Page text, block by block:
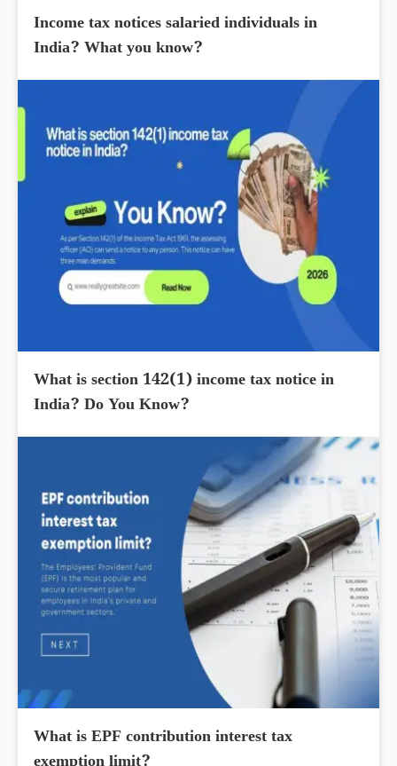
Income tax notices salaried individuals in
India? What you know?
What is section 142(1) income tax notice in
India? Do You Know?
What is EPF contribution interest tax